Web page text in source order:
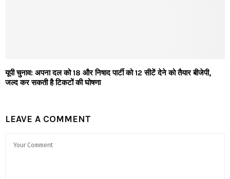
यूपी चुनाव: अपना दल को 18 और निषाद पार्टी को 12 सीटें देने को तैयार बीजेपी,
जल्द कर सकती है टिकटों की घोषणा
LEAVE A COMMENT